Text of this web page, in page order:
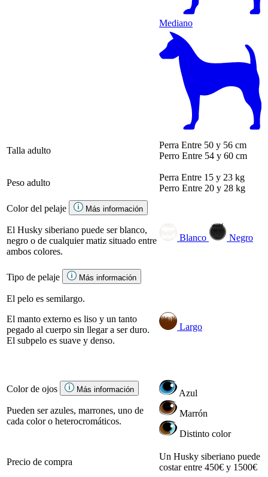
Mediano
Talla adulto
Perra Entre 50 y 56 cm
Perro Entre 54 y 60 cm
Peso adulto
Perra Entre 15 y 23 kg
Perro Entre 20 y 28 kg
Color del pelaje
Más información
El Husky siberiano puede ser blanco,
negro o de cualquier matiz situado entre
ambos colores.
Blanco Negro
Tipo de pelaje Más información
El pelo es semilargo.
El manto externo es liso y un tanto
pegado al cuerpo sin llegar a ser duro.
El subpelo es suave y denso.
Largo
Color de ojos Más información
Pueden ser azules, marrones, uno de
cada color o heterocromáticos.
Azul
Marrón
Distinto color
Precio de compra
Un Husky siberiano puede
costar entre 450€ y 1500€